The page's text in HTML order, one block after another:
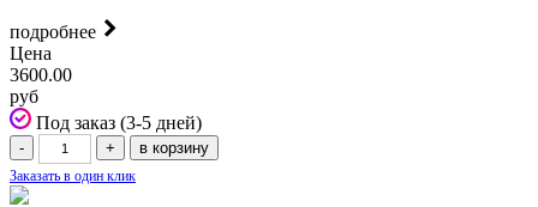
подробнее
Цена
3600.00
руб
Под заказ (3-5 дней)
Заказать в один клик